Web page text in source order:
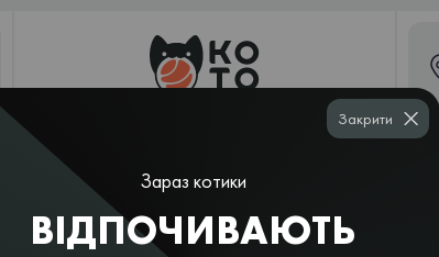
шаурма
Шаурма
азійські супи
Зараз котики
ВІДПОЧИВАЮТЬ
Закрити